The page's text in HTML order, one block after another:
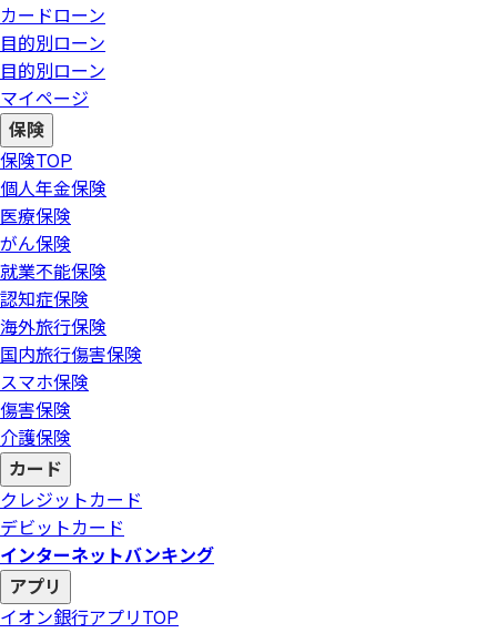
カードローン
目的別ローン
目的別ローン
マイページ
保険
保険TOP
個人年金保険
医療保険
がん保険
就業不能保険
認知症保険
海外旅行保険
国内旅行傷害保険
スマホ保険
傷害保険
介護保険
カード
クレジットカード
デビットカード
インターネットバンキング
アプリ
イオン銀行アプリ TOP